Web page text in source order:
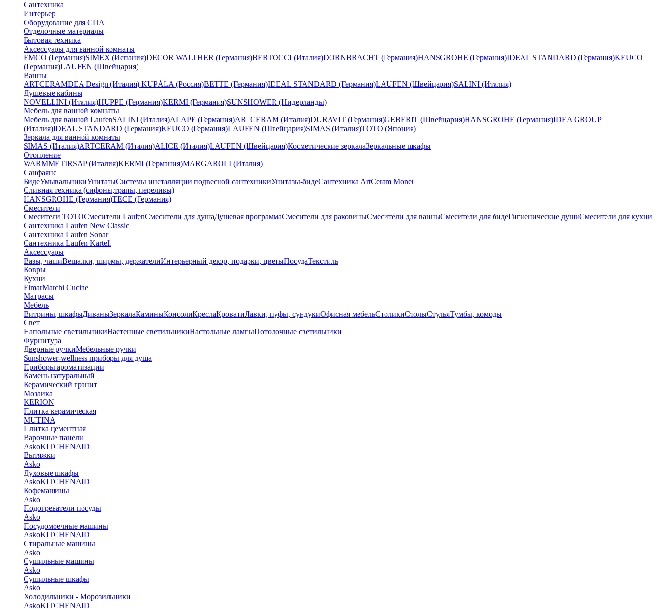
Сантехника
Интерьер
Оборудование для СПА
Отделочные материалы
Бытовая техника
Аксессуары для ванной комнаты
EMCO (Германия)SIMEX (Испания)DECOR WALTHER (Германия)BERTOCCI (Италия)DORNBRACHT (Германия)HANSGROHE (Германия)IDEAL STANDARD (Германия)KEUCO
(Германия)LAUFEN (Швейцария)
Ванны
ARTCERAMDEA Design (Италия) KUPÁLA (Россия)BETTE (Германия)IDEAL STANDARD (Германия)LAUFEN (Швейцария)SALINI (Италия)
Душевые кабины
NOVELLINI (Италия)HUPPE (Германия)KERMI (Германия)SUNSHOWER (Нидерланды)
Мебель для ванной комнаты
Мебель для ванной LaufenSALINI (Италия)ALAPE (Германия)ARTCERAM (Италия)DURAVIT (Германия)GEBERIT (Швейцария)HANSGROHE (Германия)IDEA GROUP
(Италия)IDEAL STANDARD (Германия)KEUCO (Германия)LAUFEN (Швейцария)SIMAS (Италия)TOTO (Япония)
Зеркала для ванной комнаты
SIMAS (Италия)ARTCERAM (Италия)ALICE (Италия)LAUFEN (Швейцария)Косметические зеркалаЗеркальные шкафы
Отопление
WARMMETIRSAP (Италия)KERMI (Германия)MARGAROLI (Италия)
Санфаянс
БидеУмывальникиУнитазыСистемы инсталляции подвесной сантехникиУнитазы-бидеСантехника ArtCeram Monet
Сливная техника (сифоны,трапы, переливы)
HANSGROHE (Германия)TECE (Германия)
Смесители
Смесители TOTOСмесители LaufenСмесители для душаДушевая программаСмесители для раковиныСмесители для ванныСмесители для бидеГигиенические душиСмесители для кухни
Сантехника Laufen New Classic
Сантехника Laufen Sonar
Сантехника Laufen Kartell
Аксессуары
Вазы, чашиВешалки, ширмы, держателиИнтерьерный декор, подарки, цветыПосудаТекстиль
Ковры
Кухни
ElmarMarchi Cucine
Матрасы
Мебель
Витрины, шкафыДиваныЗеркалаКаминыКонсолиКреслаКроватиЛавки, пуфы, сундукиОфисная мебельСтоликиСтолыСтульяТумбы, комоды
Свет
Напольные светильникиНастенные светильникиНастольные лампыПотолочные светильники
Фурнитура
Дверные ручкиМебельные ручки
Sunshower-wellness приборы для душа
Приборы ароматизации
Камень натуральный
Керамический гранит
Мозаика
KERION
Плитка керамическая
MUTINA
Плитка цементная
Варочные панели
AskoKITCHENAID
Вытяжки
Asko
Духовые шкафы
AskoKITCHENAID
Кофемашины
Asko
Подогреватели посуды
Asko
Посудомоечные машины
AskoKITCHENAID
Стиральные машины
Asko
Сушильные машины
Asko
Сушильные шкафы
Asko
Холодильники - Морозильники
AskoKITCHENAID